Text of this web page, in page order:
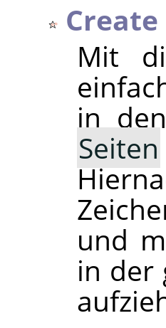
Mit
in den
Seiten
und
in der